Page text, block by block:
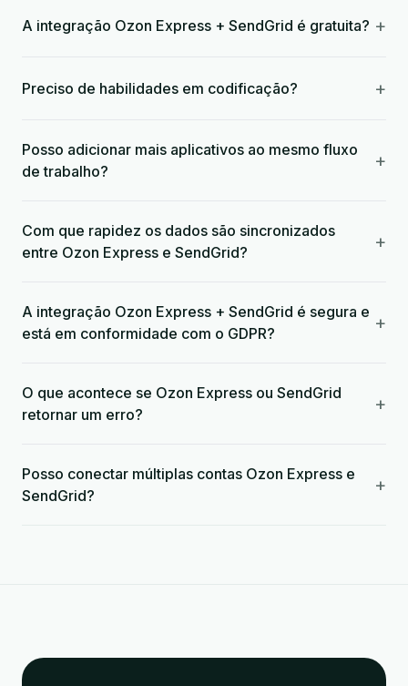
A integração Ozon Express + SendGrid é gratuita? +
Preciso de habilidades em codificação? +
Posso adicionar mais aplicativos ao mesmo fluxo
de trabalho?
+
Com que rapidez os dados são sincronizados
entre Ozon Express e SendGrid?
+
A integração Ozon Express + SendGrid é segura e
está em conformidade com o GDPR?
+
O que acontece se Ozon Express ou SendGrid
retornar um erro?
+
Posso conectar múltiplas contas Ozon Express e
SendGrid?
+